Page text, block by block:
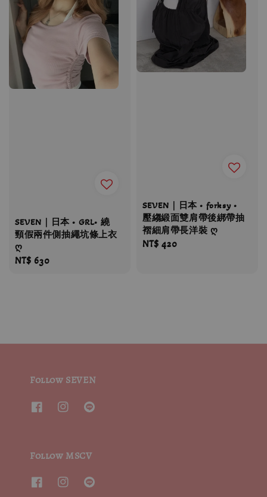
SEVEN｜日本 • GRL• 繞
頸假兩件側抽繩坑條上衣
ღ
Regular
NT$ 630
SEVEN｜日本 • forksy •
壓縐緞面雙肩帶後綁帶抽
褶細肩帶長洋裝 ღ
Regular
NT$ 420
Follow SEVEN
Follow MSCV